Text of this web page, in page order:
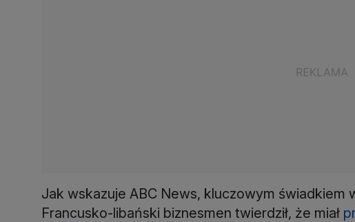
Jak wskazuje ABC News, kluczowym świadkiem
Francusko-libański biznesmen twierdził, że miał